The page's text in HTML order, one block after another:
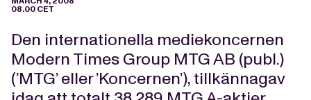
08.00 CET
Den internationella mediekoncernen
Modern Times Group MTG AB (publ.)
(’MTG’ eller ’Koncernen’), tillkännagav